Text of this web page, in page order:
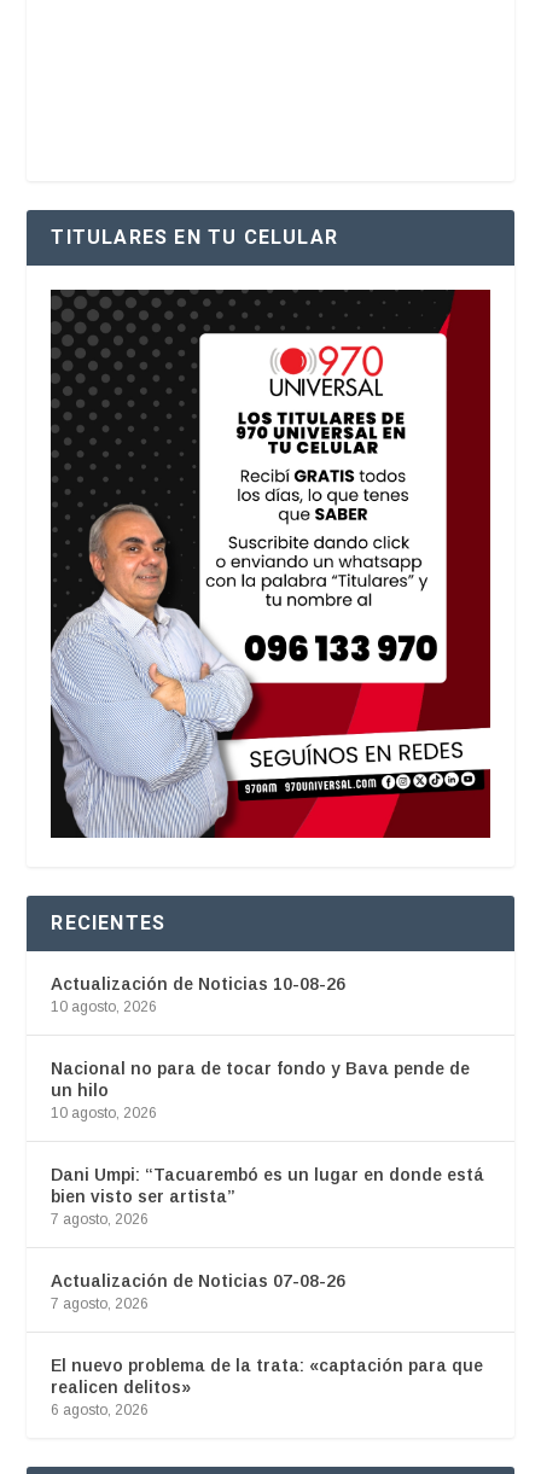
TITULARES EN TU CELULAR
RECIENTES
Actualización de Noticias 10-08-26
10 agosto, 2026
Nacional no para de tocar fondo y Bava pende de
un hilo
10 agosto, 2026
Dani Umpi: “Tacuarembó es un lugar en donde está
bien visto ser artista”
7 agosto, 2026
Actualización de Noticias 07-08-26
7 agosto, 2026
El nuevo problema de la trata: «captación para que
realicen delitos»
6 agosto, 2026